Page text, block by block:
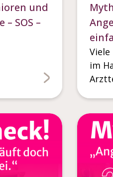
und
SOS –
Viele
im